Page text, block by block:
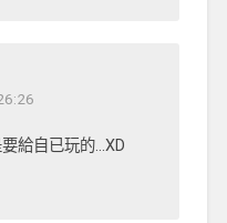
給自已玩的…XD